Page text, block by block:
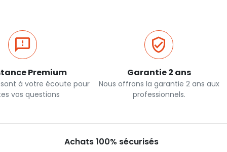
Premium
sont à votre écoute pour
vos questions
Garantie 2 ans
Nous offrons la garantie 2 ans aux
professionnels.
Achats 100% sécurisés